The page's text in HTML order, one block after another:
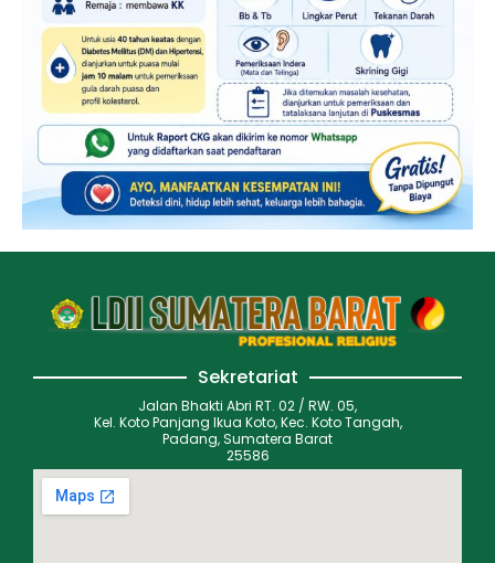
Sekretariat
Jalan Bhakti Abri RT. 02 / RW. 05,
Kel. Koto Panjang Ikua Koto, Kec. Koto Tangah,
Padang, Sumatera Barat
25586